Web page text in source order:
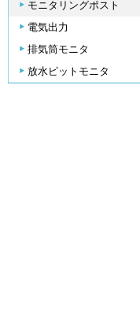
モニタリングポスト
電気出力
排気筒モニタ
放水ピットモニタ